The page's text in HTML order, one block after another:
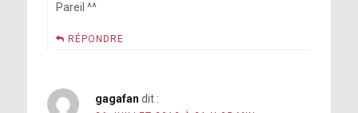
Pareil ^^
RÉPONDRE
gagafan dit :